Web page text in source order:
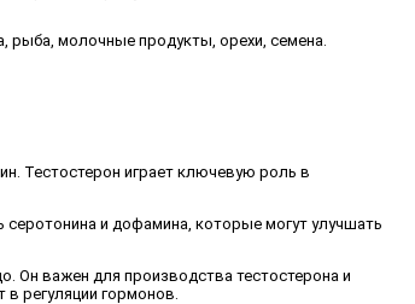
рыба, молочные продукты, орехи, семена.
Тестостерон играет ключевую роль в
серотонина и дофамина, которые могут улучшать
Он важен для производства тестостерона и
регуляции гормонов.